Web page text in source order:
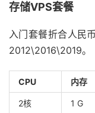
存储VPS套餐
入门套餐折合人民
2012\2016\2019。
CPU 内存
2核 1 G